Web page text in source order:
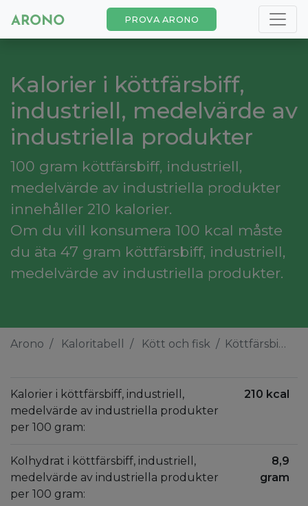
PROVA ARONO
Kalorier i köttfärsbiff,
industriell, medelvärde av
industriella produkter
100 gram köttfärsbiff, industriell,
medelvärde av industriella produkter
innehåller 210 kalorier.
Om du vill konsumera 100 kcal måste
du äta 47 gram köttfärsbiff, industriell,
medelvärde av industriella produkter.
Arono Kaloritabell Kött och fisk Köttfärsbiff, industriell, medelvärde av industriella produkter
Kalorier i köttfärsbiff, industriell,
medelvärde av industriella produkter
per 100 gram:
210 kcal
Kolhydrat i köttfärsbiff, industriell,
medelvärde av industriella produkter
per 100 gram:
8,9
gram